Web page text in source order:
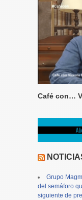
Café con…
Grupo
del semáforo
siguiente de